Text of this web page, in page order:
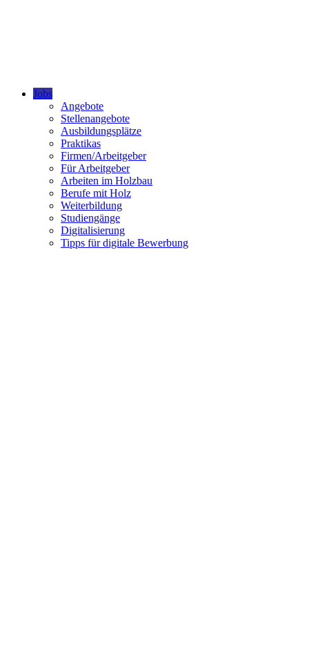
Jobs
Angebote
Stellenangebote
Ausbildungsplätze
Praktikas
Firmen/Arbeitgeber
Für Arbeitgeber
Arbeiten im Holzbau
Berufe mit Holz
Weiterbildung
Studiengänge
Digitalisierung
Tipps für digitale Bewerbung